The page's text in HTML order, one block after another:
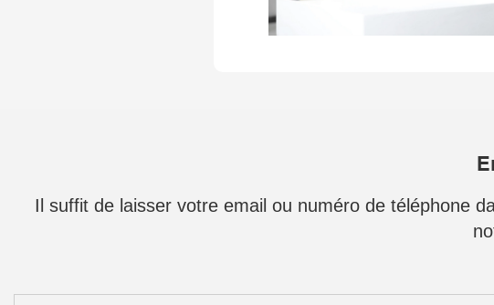
Il suffit de laisser votre email ou numéro de téléphone